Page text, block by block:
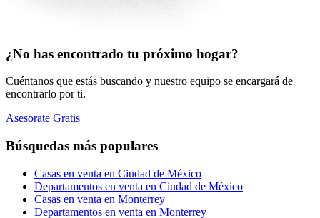
¿No has encontrado tu próximo hogar?
Cuéntanos que estás buscando y nuestro equipo se encargará de
encontrarlo por ti.
Asesorate Gratis
Búsquedas más populares
Casas en venta en Ciudad de México
Departamentos en venta en Ciudad de México
Casas en venta en Monterrey
Departamentos en venta en Monterrey